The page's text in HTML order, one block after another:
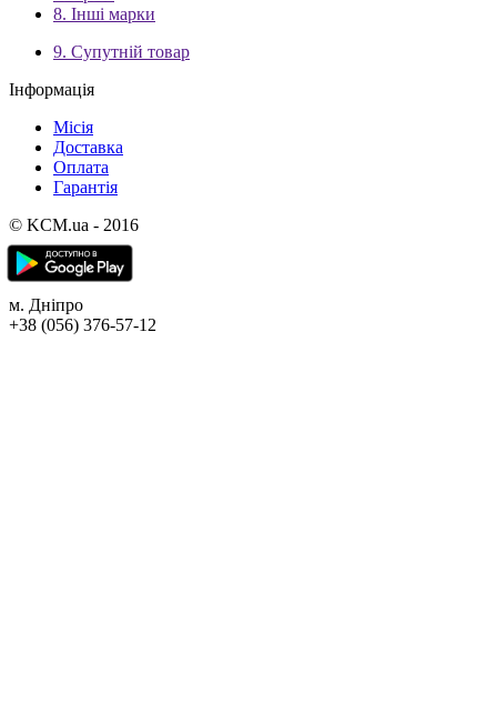
8. Інші марки
9. Супутній товар
Інформація
Місія
Доставка
Оплата
Гарантія
© KCM.ua - 2016
м. Дніпро
+38 (056) 376-57-12